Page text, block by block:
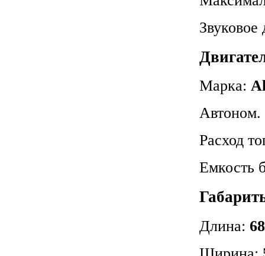
Марка:
Автоном.
Расход
Емкость
Длина: